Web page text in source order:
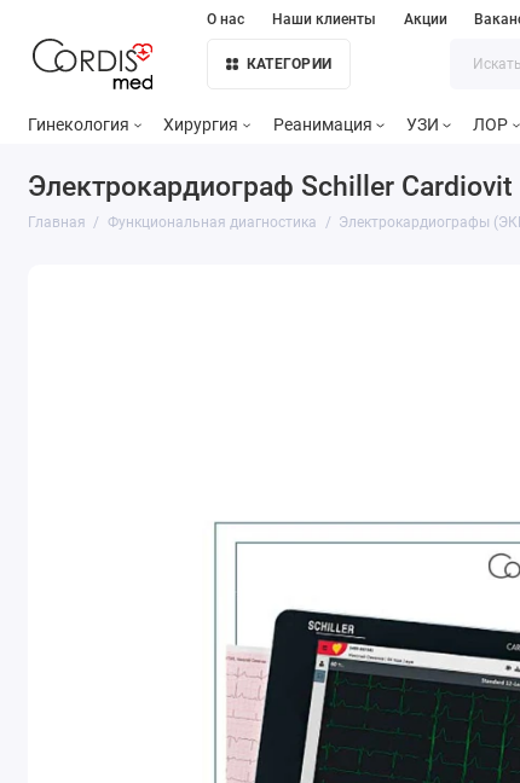
О нас Наши клиенты Акции
КАТЕГОРИИ
Гинекология Хирургия Реанимация УЗИ ЛОР
Электрокардиограф Schiller Cardiovit
Главная Функциональная диагностика Электрокардиографы